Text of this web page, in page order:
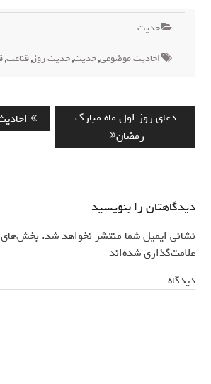
حدیث
احادیث موضوعی,حدیث,حدیث روز,قناعت,
راهبری
نوشته
post:
Next
دعای روز اول ماه مبارک
رمضان
دیدگاهتان را بنویسید
نشانی ایمیل شما منتشر نخواهد شد. بخش‌های
علامت‌گذاری شده‌اند*
دیدگاه*